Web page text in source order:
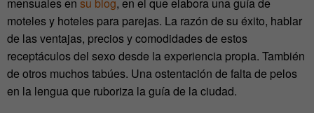
moteles y hoteles para parejas. La razón de su éxito, hablar
de las ventajas, precios y comodidades de estos
receptáculos del sexo desde la experiencia propia. También
de otros muchos tabúes. Una ostentación de falta de pelos
en la lengua que ruboriza la guía de la ciudad.